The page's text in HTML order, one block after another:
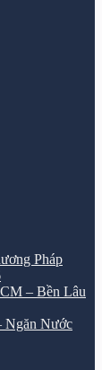
Pháp
– Bền Lâu
Ngăn Nước